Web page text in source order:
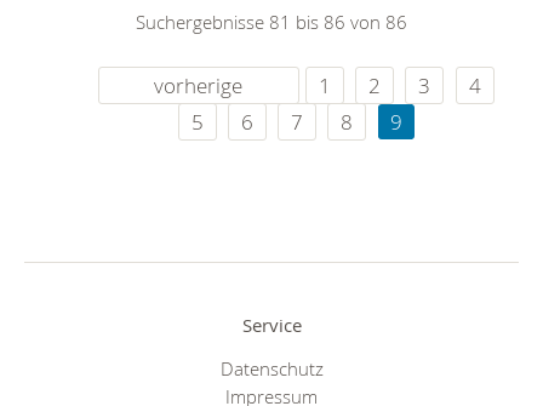
Suchergebnisse 81 bis 86 von 86
vorherige 1 2 3
4
5
6 7 8 9
Service
Datenschutz
Impressum